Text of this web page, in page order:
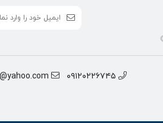
٠٩١٢٠٢٢٦٧٤٥